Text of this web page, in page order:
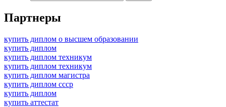
Партнеры
купить диплом о высшем образовании
купить диплом
купить диплом техникум
купить диплом техникум
купить диплом магистра
купить диплом ссср
купить диплом
купить аттестат